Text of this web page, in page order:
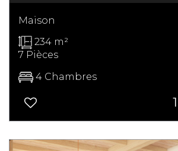
Maison
234 m²
7 Pièces
4 Chambres